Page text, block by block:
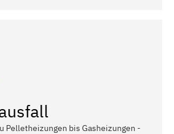
Pelletheizungen bis Gasheizungen -